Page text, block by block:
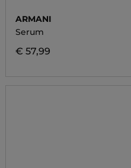
ARMANI
Serum
€ 57,99